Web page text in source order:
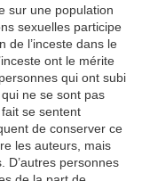
sur une population
sexuelles participe
de l’inceste dans le
ont le mérite
qui ont subi
ne se sont pas
se sentent
de conserver ce
les auteurs, mais
D’autres personnes